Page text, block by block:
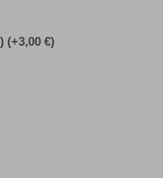
(+3,00 €)